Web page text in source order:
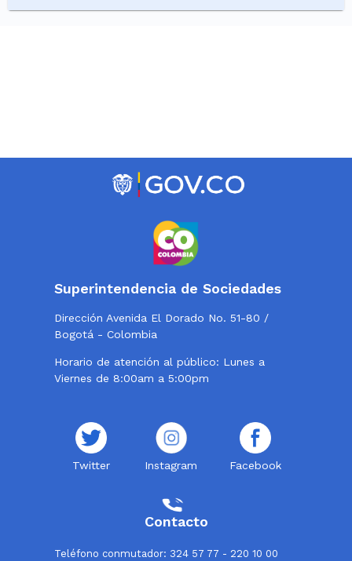
Superintendencia de Sociedades
Dirección Avenida El Dorado No. 51-80 /
Bogotá - Colombia
Horario de atención al público: Lunes a
Viernes de 8:00am a 5:00pm
Twitter Instagram Facebook
Contacto
Teléfono conmutador: 324 57 77 - 220 10 00